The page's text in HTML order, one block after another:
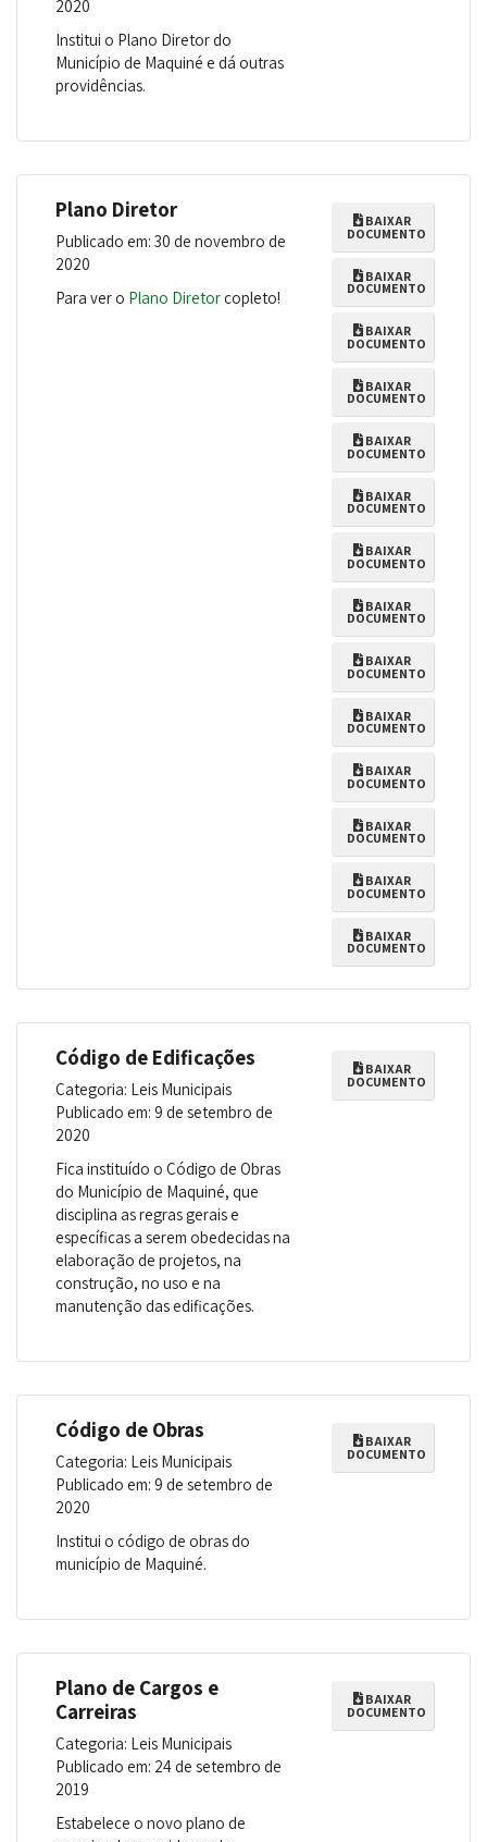
2020
Institui o Plano Diretor do
Município de Maquiné e dá outras
providências.
Plano Diretor
Publicado em: 30 de novembro de
2020
Para ver o Plano Diretorcopleto!
BAIXAR
DOCUMENTO
BAIXAR
DOCUMENTO
BAIXAR
DOCUMENTO
BAIXAR
DOCUMENTO
BAIXAR
DOCUMENTO
BAIXAR
DOCUMENTO
BAIXAR
DOCUMENTO
BAIXAR
DOCUMENTO
BAIXAR
DOCUMENTO
BAIXAR
DOCUMENTO
BAIXAR
DOCUMENTO
BAIXAR
DOCUMENTO
BAIXAR
DOCUMENTO
BAIXAR
DOCUMENTO
Código de Edificações
Categoria: Leis Municipais
Publicado em: 9 de setembro de
2020
Fica instituído o Código de Obras
do Município de Maquiné, que
disciplina as regras gerais e
específicas a serem obedecidas na
elaboração de projetos, na
construção, no uso e na
manutenção das edificações.
BAIXAR
DOCUMENTO
Código de Obras
Categoria: Leis Municipais
Publicado em: 9 de setembro de
2020
Institui o código de obras do
município de Maquiné.
BAIXAR
DOCUMENTO
Plano de Cargos e
Carreiras
Categoria: Leis Municipais
Publicado em: 24 de setembro de
2019
Estabelece o novo plano de
BAIXAR
DOCUMENTO